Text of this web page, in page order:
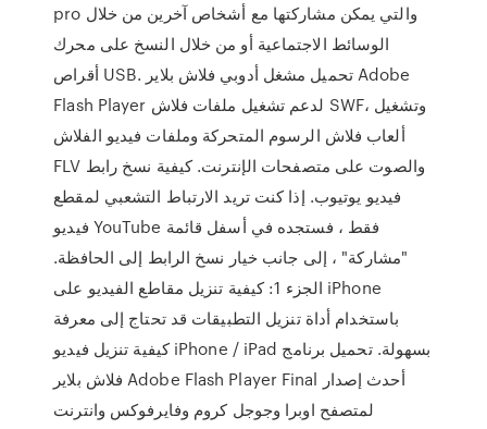
pro والتي يمكن مشاركتها مع أشخاص آخرين من خلال
الوسائط الاجتماعية أو من خلال النسخ على محرك
أقراص USB. تحميل مشغل أدوبي فلاش بلاير Adobe
Flash Player لدعم تشغيل ملفات فلاش SWF، وتشغيل
ألعاب فلاش الرسوم المتحركة وملفات فيديو الفلاش
FLV والصوت على متصفحات الإنترنت. كيفية نسخ رابط
فيديو يوتيوب. إذا كنت تريد الارتباط التشعبي لمقطع
فيديو YouTube فقط ، فستجده في أسفل قائمة
"مشاركة" ، إلى جانب خيار نسخ الرابط إلى الحافظة.
الجزء 1: كيفية تنزيل مقاطع الفيديو على iPhone
باستخدام أداة تنزيل التطبيقات قد تحتاج إلى معرفة
كيفية تنزيل فيديو iPhone / iPad بسهولة. تحميل برنامج
فلاش بلاير Adobe Flash Player Final أحدث إصدار
لمتصفح اوبرا وجوجل كروم وفايرفوكس وانترنت